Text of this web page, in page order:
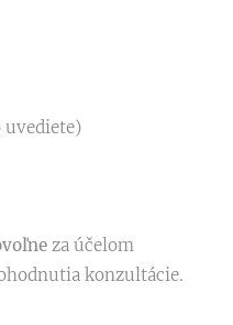
uvediete)
za účelom
konzultácie.